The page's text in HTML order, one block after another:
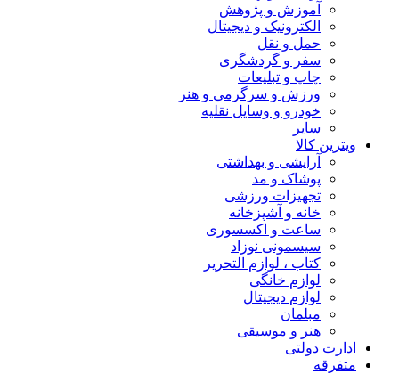
آموزش و پژوهش
الکترونیک و دیجیتال
حمل و نقل
سفر و گردشگری
چاپ و تبلیعات
ورزش و سرگرمی و هنر
خودرو و وسایل نقلیه
سایر
ویترین کالا
آرایشی و بهداشتی
پوشاک و مد
تجهیزات ورزشی
خانه و آشپزخانه
ساعت و اکسسوری
سیسمونی نوزاد
کتاب ، لوازم التحریر
لوازم خانگی
لوازم دیجیتال
مبلمان
هنر و موسیقی
ادارت دولتی
متفرقه